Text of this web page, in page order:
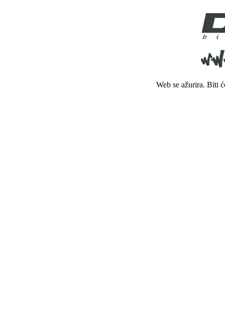
Web se ažurira. Biti